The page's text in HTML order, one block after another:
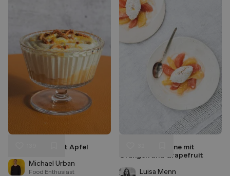
Topfencreme mit Apfel
Michael Urban
Food Enthusiast
Speichern
Zimt-Mascarpone mit
Orangen und Grapefruit
Luisa Menn